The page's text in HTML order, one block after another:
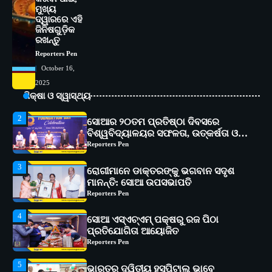
ମୁଖ୍ୟ
ଦ୍ୱାରରେ ଏହି
ଜିନିଷଗୁଡ଼ିକ
ରଖନ୍ତୁ
Reporters Pen
October 16,
2025
ଶିକ୍ଷା ଓ ସ୍ୱାସ୍ଥ୍ୟ
1
2
ଅଗ୍ରଗତିର ସ୍ମୃତିଚାରଣ
Reporters Pen
3
ରୋଗୀମାନେ ଡାକ୍ତରଙ୍କୁ ଭଗବାନ ସଦୃଶ
ମାନନ୍ତି: ସୋଆ ଉପସଭାପତି
Reporters Pen
4
ସୋଆ ଏସ୍‌ଏଚ୍‌ଏମ୍ ପକ୍ଷରୁ ରଜ ପିଠା
ପ୍ରତିଯୋଗିତା ଆୟୋଜିତ
Reporters Pen
5
ଭାରତର ଦ୍ୱିତୀୟ ହସ୍ପିଟାଲ୍ ଭାବେ
ଆଇଏମ୍‌ଏସ୍ ଆଣ୍ଡ ସମ ହସ୍ପିଟାଲ୍‌ରେ
ଅତ୍ୟାଧୁନିକ ଡିଜିସ୍କାନର ସ୍ଥାପନ
Reporters Pen
1
ସୋଆ ପକ୍ଷରୁ ରାୱେ କାର୍ଯ୍ୟକ୍ରମ ଅଧୀନରେ